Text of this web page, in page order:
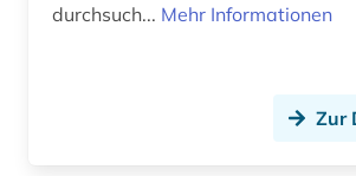
deutschland (ddr) (1)
dienstrecht (1)
durchsuch... Mehr Informationen
Zur